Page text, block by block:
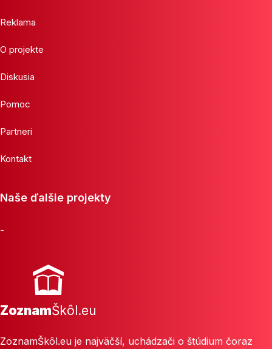
Reklama
O projekte
Diskusia
Pomoc
Partneri
Kontakt
Naše ďalšie projekty
-
ZoznamŠkôl.eu
ZoznamŠkôl.eu je najväčší, uchádzači o štúdium čoraz